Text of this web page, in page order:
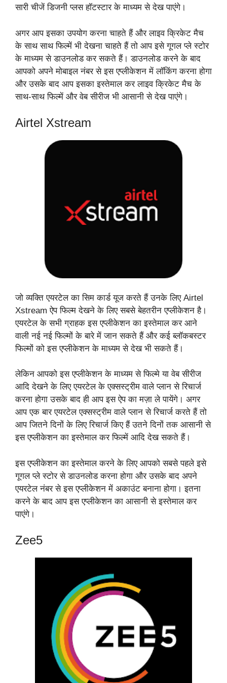
सारी चीजें डिजनी प्लस हॉटस्टार के माध्यम से देख पाएंगे।
अगर आप इसका उपयोग करना चाहते हैं और लाइव क्रिकेट मैच
के साथ साथ फिल्में भी देखना चाहते हैं तो आप इसे गूगल प्ले स्टोर
के माध्यम से डाउनलोड कर सकते हैं। डाउनलोड करने के बाद
आपको अपने मोबाइल नंबर से इस एप्लीकेशन में लॉकिंग करना होगा
और उसके बाद आप इसका इस्तेमाल कर लाइव क्रिकेट मैच के
साथ-साथ फिल्में और वेब सीरीज भी आसानी से देख पाएंगे।
Airtel Xstream
जो व्यक्ति एयरटेल का सिम कार्ड यूज करते हैं उनके लिए Airtel
Xstream ऐप फिल्म देखने के लिए सबसे बेहतरीन एप्लीकेशन है।
एयरटेल के सभी ग्राहक इस एप्लीकेशन का इस्तेमाल कर आने
वाली नई नई फिल्मों के बारे में जान सकते हैं और कई ब्लॉकबस्टर
फिल्मों को इस एप्लीकेशन के माध्यम से देख भी सकते हैं।
लेकिन आपको इस एप्लीकेशन के माध्यम से फिल्मे या वेब सीरीज
आदि देखने के लिए एयरटेल के एक्सस्ट्रीम वाले प्लान से रिचार्ज
करना होगा उसके बाद ही आप इस ऐप का मज़ा ले पायेंगे। अगर
आप एक बार एयरटेल एक्सस्ट्रीम वाले प्लान से रिचार्ज करते हैं तो
आप जितने दिनों के लिए रिचार्ज किए हैं उतने दिनों तक आसानी से
इस एप्लीकेशन का इस्तेमाल कर फिल्में आदि देख सकते हैं।
इस एप्लीकेशन का इस्तेमाल करने के लिए आपको सबसे पहले इसे
गूगल प्ले स्टोर से डाउनलोड करना होगा और उसके बाद अपने
एयरटेल नंबर से इस एप्लीकेशन में अकाउंट बनाना होगा। इतना
करने के बाद आप इस एप्लीकेशन का आसानी से इस्तेमाल कर
पाएंगे।
Zee5